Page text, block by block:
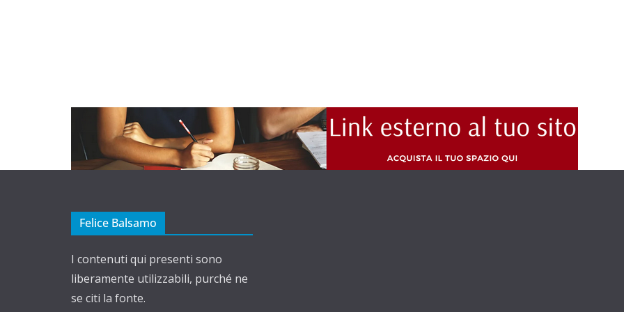
Felice Balsamo
I contenuti qui presenti sono
liberamente utilizzabili, purché ne
se citi la fonte.